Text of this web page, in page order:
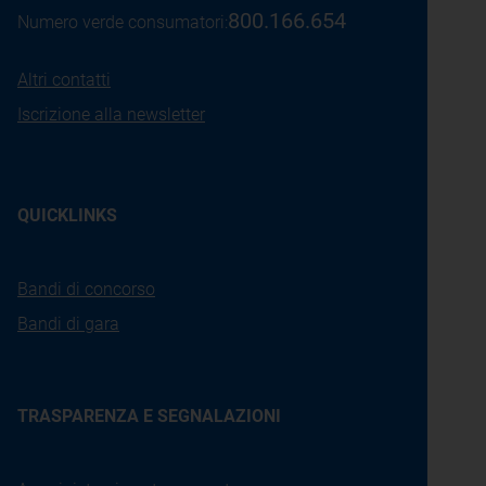
Numero verde consumatori:800.166.654
Altri contatti
Iscrizione alla newsletter
QUICKLINKS
Bandi di concorso
Bandi di gara
TRASPARENZA E SEGNALAZIONI